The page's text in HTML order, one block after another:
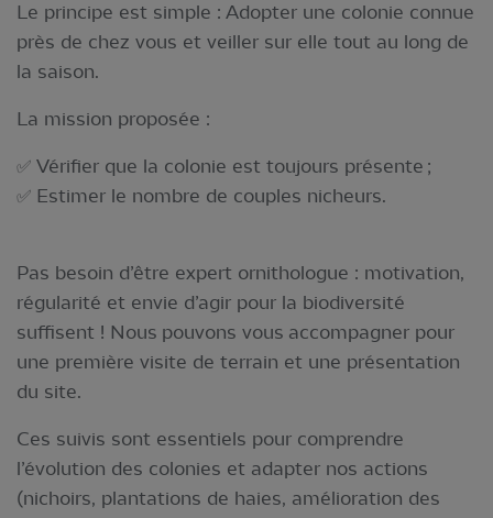
Le principe est simple : Adopter une colonie connue
près de chez vous et veiller sur elle tout au long de
la saison.
La mission proposée :
✅ Vérifier que la colonie est toujours présente ;
✅ Estimer le nombre de couples nicheurs.
Pas besoin d’être expert ornithologue : motivation,
régularité et envie d’agir pour la biodiversité
suffisent ! Nous pouvons vous accompagner pour
une première visite de terrain et une présentation
du site.
Ces suivis sont essentiels pour comprendre
l’évolution des colonies et adapter nos actions
(nichoirs, plantations de haies, amélioration des